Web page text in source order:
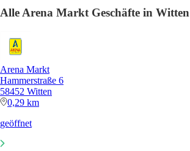
Alle Arena Markt Geschäfte in Witten
Arena Markt
Hammerstraße 6
58452 Witten
0,29 km
geöffnet